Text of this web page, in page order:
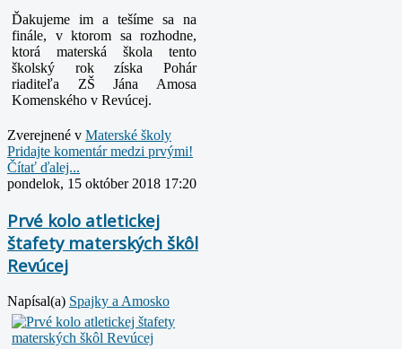
Ďakujeme im a tešíme sa na
finále, v ktorom sa rozhodne,
ktorá materská škola tento
školský rok získa Pohár
riaditeľa ZŠ Jána Amosa
Komenského v Revúcej.
Zverejnené v Materské školy
Pridajte komentár medzi prvými!
Čítať ďalej...
pondelok, 15 október 2018 17:20
Prvé kolo atletickej
štafety materských škôl
Revúcej
Napísal(a) Spajky a Amosko